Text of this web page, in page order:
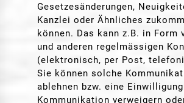
Gesetzesänderungen,
Kanzlei oder Ähnliches
können. Das kann z.B. in Form
und anderen regelmässigen
(elektronisch, per Post,
Sie können solche
ablehnen bzw. eine
Kommunikation verweigern